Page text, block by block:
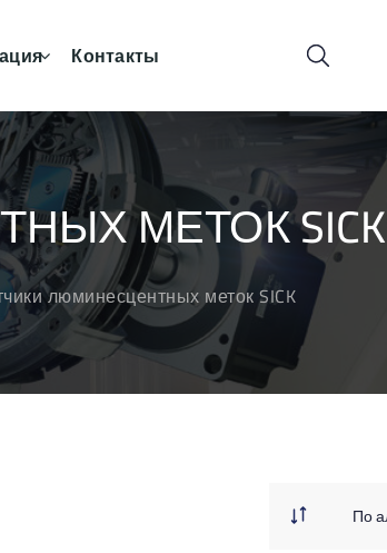
Контакты
МЕТОК SICK
люминесцентных меток SICK